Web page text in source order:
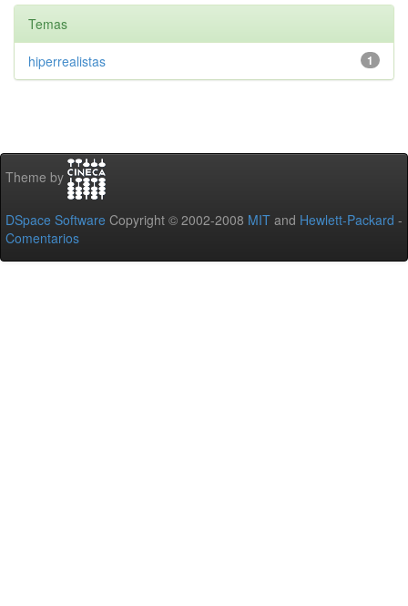
Temas
1
hiperrealistas
Theme by
DSpace Software Copyright © 2002-2008 MIT and Hewlett-Packard -
Comentarios